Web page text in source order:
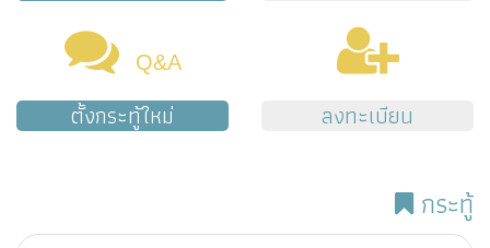
Q&A
ตั้งกระทู้ใหม่ ลงทะเบียน
กระทู้